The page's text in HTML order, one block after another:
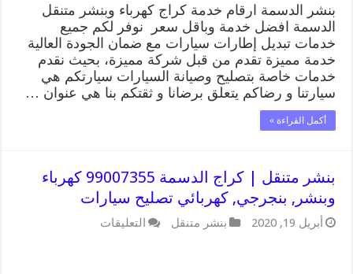
بنشر الدسمة ارقام خدمة كراج كهرباء وبنشر متنقل
الدسمة افضل خدمة وباقل سعر نوفر لكم جميع
خدمات تبديل إطارات سيارات مع ضمان الجودة العالية
خدمة مميزة تقدم من قبل شركة مميزة، بحيث نقدم
خدمات خاصة بتصليح وصيانة السيارات سيارتكم هي
سيارتنا و رضاكم يتعلق برضانا و ثقتكم بنا هي عنوان …
أكمل القراءة »
بنشر متنقل | كراج الدسمة 99007355 كهرباء
وبنشر, بنجرجي, كهربائي تصليح سيارات
أبريل 19, 2020 بنشر متنقل التعليقات